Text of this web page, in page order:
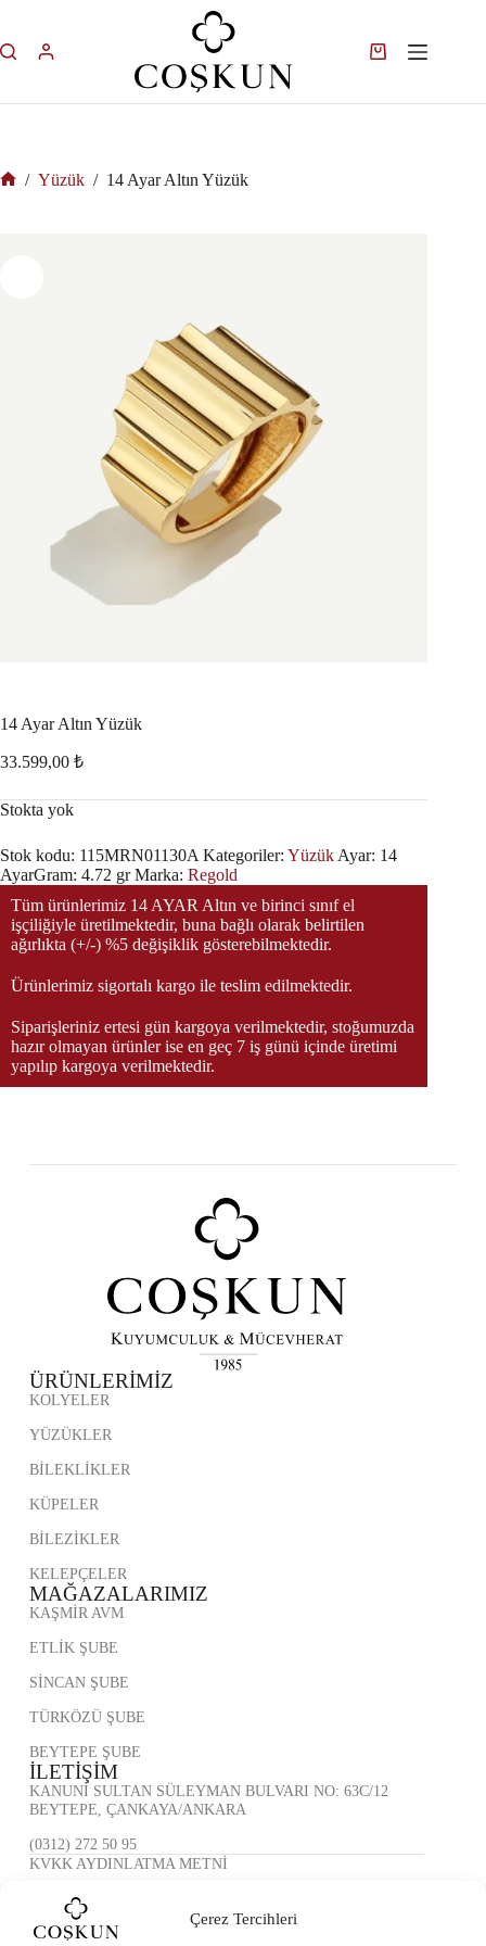
Çerez Tercihleri
/ Yüzük / 14 Ayar Altın Yüzük
14 Ayar Altın Yüzük
33.599,00 ₺
Stokta yok
Stok kodu: 115MRN01130A Kategoriler: Yüzük Ayar: 14
AyarGram: 4.72 gr Marka: Regold
Tüm ürünlerimiz 14 AYAR Altın ve birinci sınıf el
işçiliğiyle üretilmektedir, buna bağlı olarak belirtilen
ağırlıkta (+/-) %5 değişiklik gösterebilmektedir.
Ürünlerimiz sigortalı kargo ile teslim edilmektedir.
Siparişleriniz ertesi gün kargoya verilmektedir, stoğumuzda
hazır olmayan ürünler ise en geç 7 iş günü içinde üretimi
yapılıp kargoya verilmektedir.
ÜRÜNLERİMİZ
KOLYELER
YÜZÜKLER
BİLEKLİKLER
KÜPELER
BİLEZİKLER
KELEPÇELER
MAĞAZALARIMIZ
KAŞMİR AVM
ETLİK ŞUBE
SİNCAN ŞUBE
TÜRKÖZÜ ŞUBE
BEYTEPE ŞUBE
İLETİŞİM
KANUNİ SULTAN SÜLEYMAN BULVARI NO: 63C/12
BEYTEPE, ÇANKAYA/ANKARA
(0312) 272 50 95
KVKK AYDINLATMA METNİ
ÇEREZ POLİTİKASI
GİZLİLİK POLİTİKASI